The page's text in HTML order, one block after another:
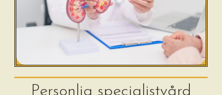
Personlig specialistvård